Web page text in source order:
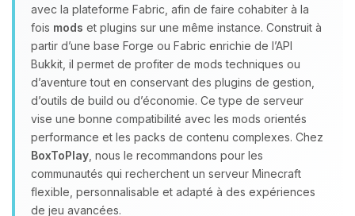
avec la plateforme Fabric, afin de faire cohabiter à la
fois mods et plugins sur une même instance. Construit à
partir d’une base Forge ou Fabric enrichie de l’API
Bukkit, il permet de profiter de mods techniques ou
d’aventure tout en conservant des plugins de gestion,
d’outils de build ou d’économie. Ce type de serveur
vise une bonne compatibilité avec les mods orientés
performance et les packs de contenu complexes. Chez
BoxToPlay , nous le recommandons pour les
communautés qui recherchent un serveur Minecraft
flexible, personnalisable et adapté à des expériences
de jeu avancées.
07/08/2026 à 14:55